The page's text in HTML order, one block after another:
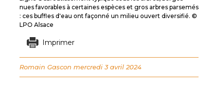
nues favorables à certaines espèces et gros arbres parsemés
: ces buffles d'eau ont façonné un milieu ouvert diversifié. ©
LPO Alsace
Imprimer
Romain Gascon mercredi 3 avril 2024